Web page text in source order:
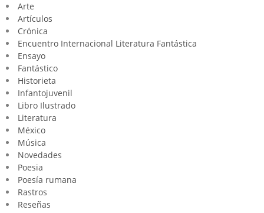
Arte
Artículos
Crónica
Encuentro Internacional Literatura Fantástica
Ensayo
Fantástico
Historieta
Infantojuvenil
Libro Ilustrado
Literatura
México
Música
Novedades
Poesia
Poesía rumana
Rastros
Reseñas